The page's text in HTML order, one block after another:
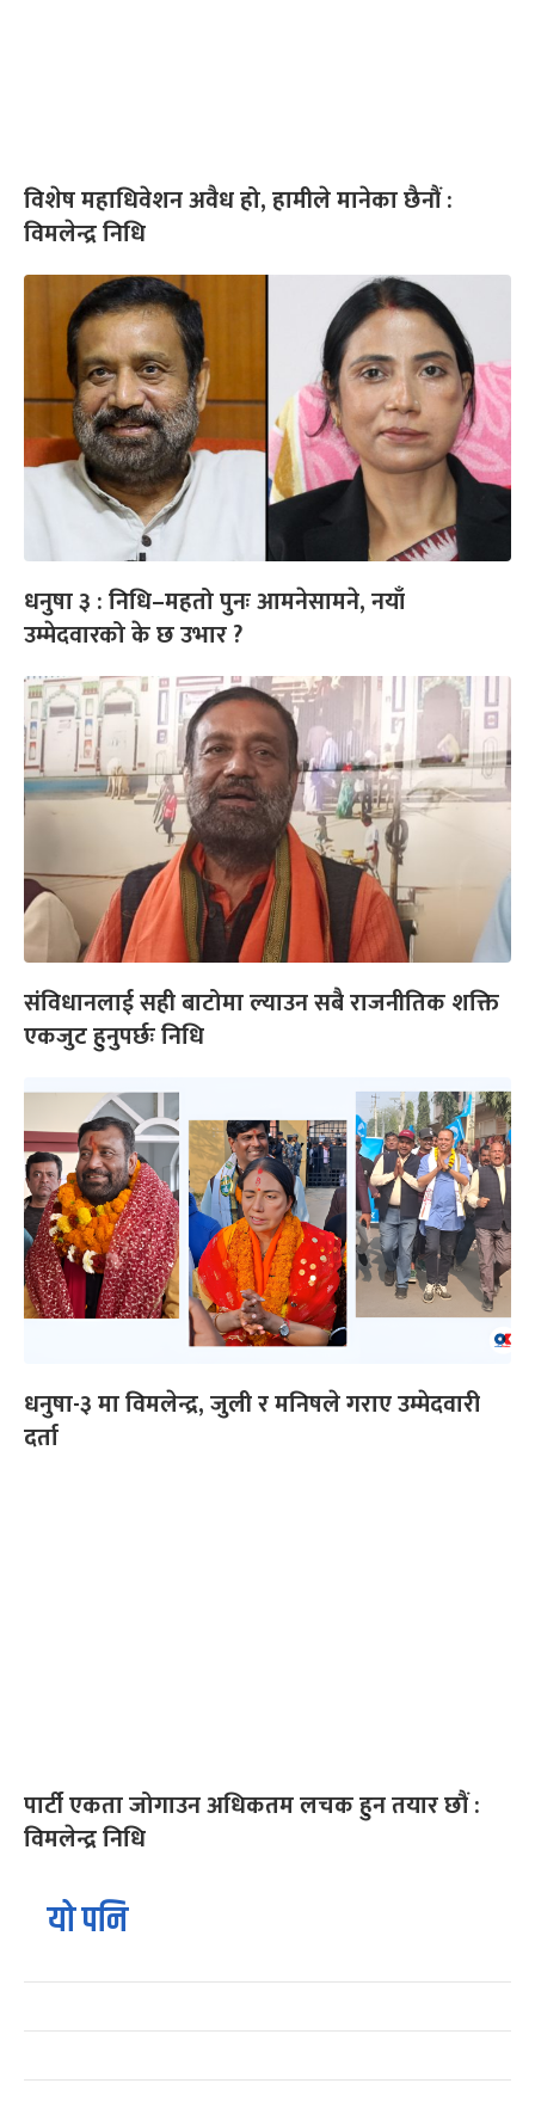
विशेष महाधिवेशन अवैध हो, हामीले मानेका छैनौं :
विमलेन्द्र निधि
धनुषा ३ : निधि–महतो पुनः आमनेसामने, नयाँ
उम्मेदवारको के छ उभार ?
संविधानलाई सही बाटोमा ल्याउन सबै राजनीतिक शक्ति
एकजुट हुनुपर्छः निधि
धनुषा-३ मा विमलेन्द्र, जुली र मनिषले गराए उम्मेदवारी
दर्ता
पार्टी एकता जोगाउन अधिकतम लचक हुन तयार छौं :
विमलेन्द्र निधि
यो पनि